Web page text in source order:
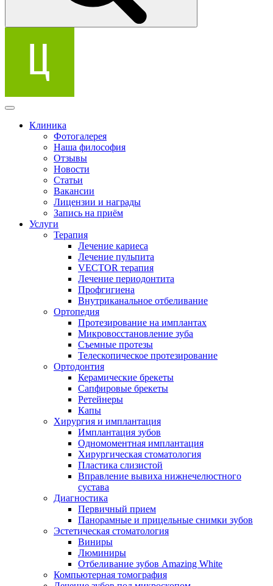
Клиника
Фотогалерея
Наша философия
Отзывы
Новости
Статьи
Вакансии
Лицензии и награды
Запись на приём
Услуги
Терапия
Лечение кариеса
Лечение пульпита
VECTOR терапия
Лечение периодонтита
Профгигиена
Внутриканальное отбеливание
Ортопедия
Протезирование на имплантах
Микровосстановление зуба
Съемные протезы
Телескопическое протезирование
Ортодонтия
Керамические брекеты
Сапфировые брекеты
Ретейнеры
Капы
Хирургия и имплантация
Имплантация зубов
Одномоментная имплантация
Хирургическая стоматология
Пластика слизистой
Вправление вывиха нижнечелюстного
сустава
Диагностика
Первичный прием
Панорамные и прицельные снимки зубов
Эстетическая стоматология
Виниры
Люминиры
Отбеливание зубов Amazing White
Компьютерная томография